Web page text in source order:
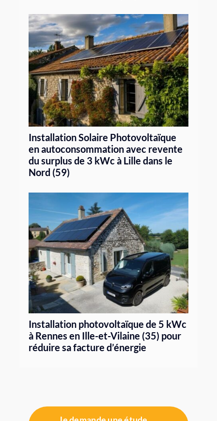
Installation Solaire Photovoltaïque
en autoconsommation avec revente
du surplus de 3 kWc à Lille dans le
Nord (59)
Installation photovoltaïque de 5 kWc
à Rennes en Ille-et-Vilaine (35) pour
réduire sa facture d’énergie